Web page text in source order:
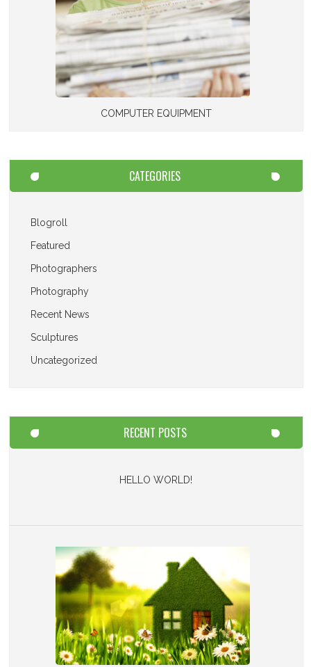
COMPUTER EQUIPMENT
CATEGORIES
Blogroll
Featured
Photographers
Photography
Recent News
Sculptures
Uncategorized
RECENT POSTS
HELLO WORLD!